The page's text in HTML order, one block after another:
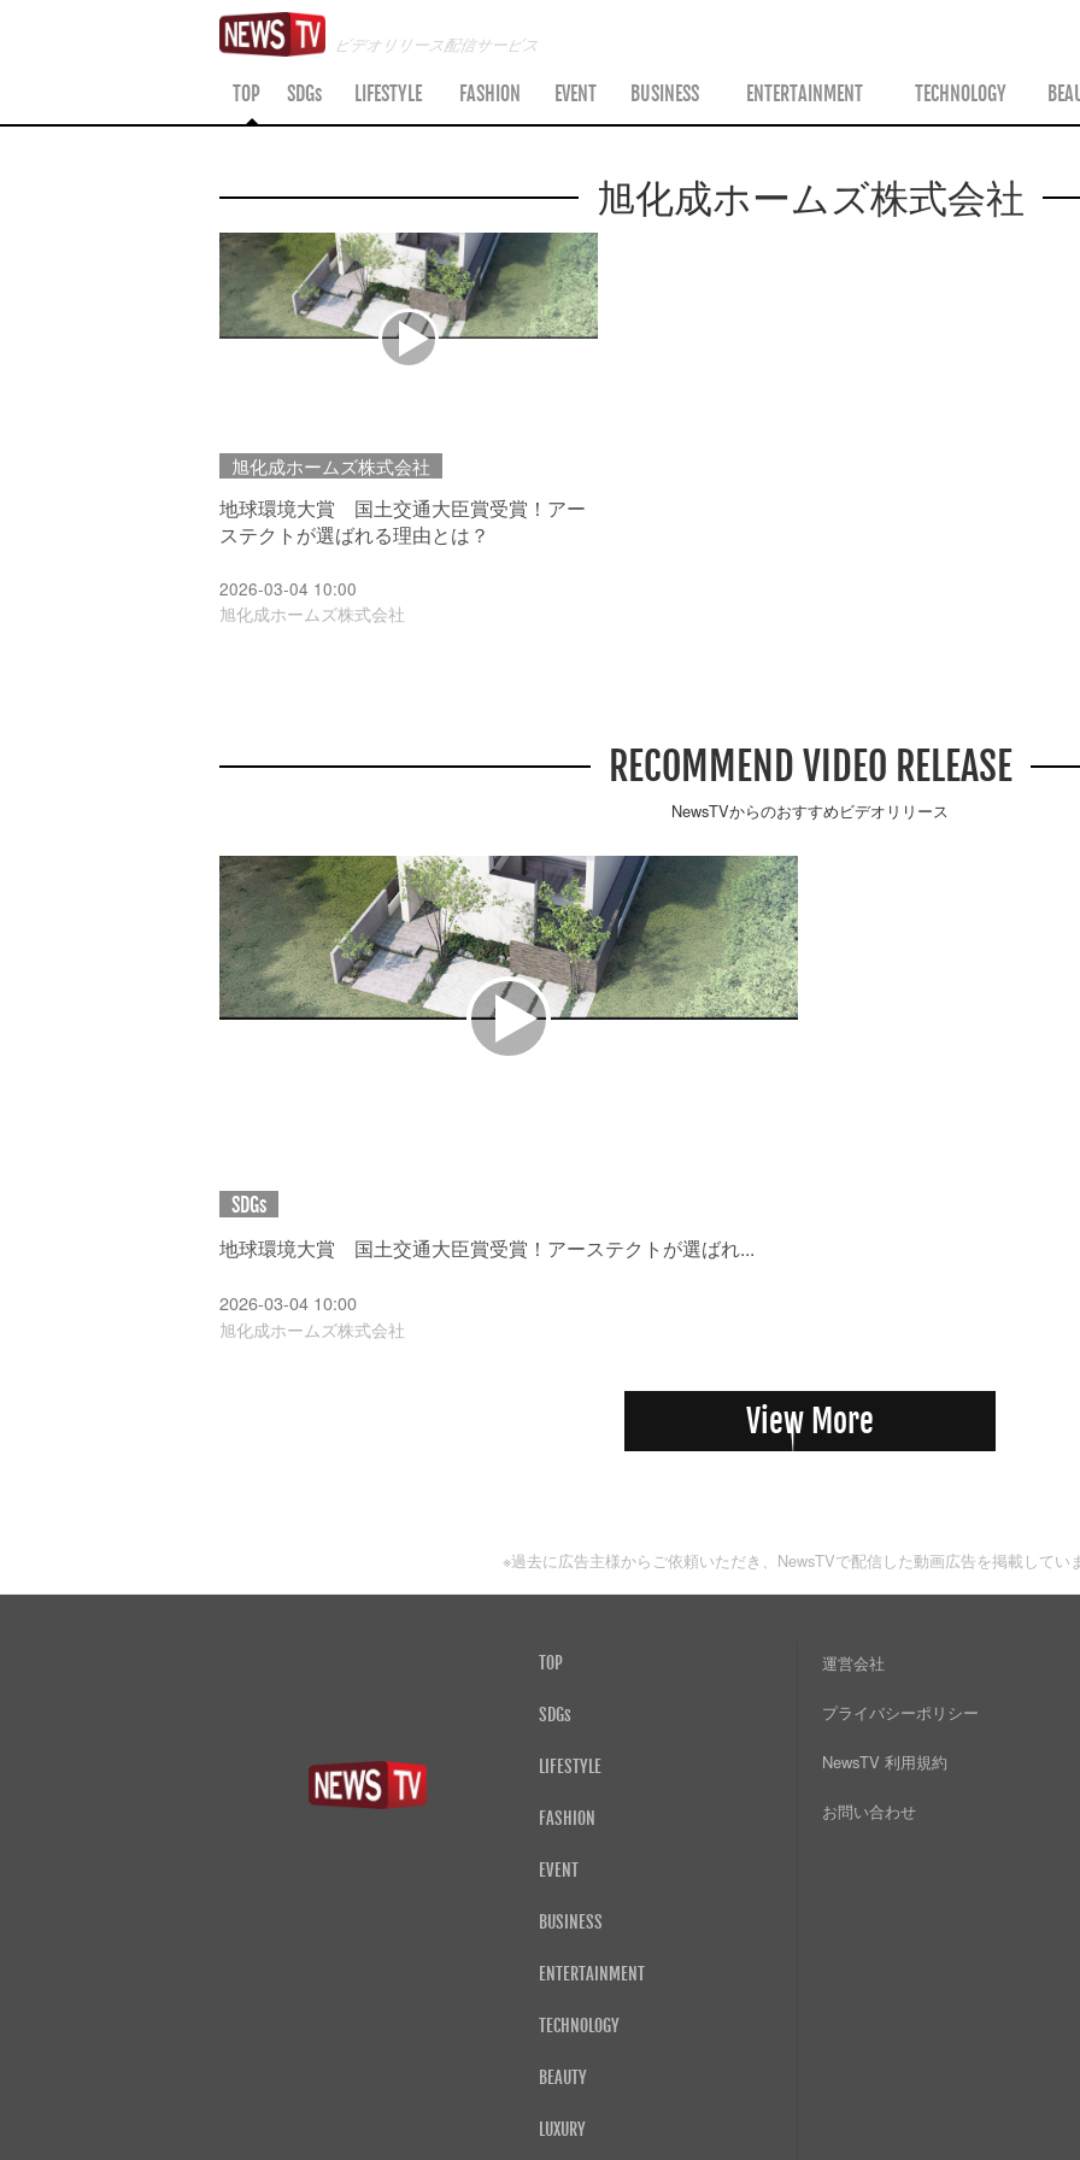
ビデオリリース配信サービス
TOP SDGs LIFESTYLE FASHION EVENT BUSINESS ENTERTAINMENT TECHNOLOGY
旭化成ホームズ株式会社
旭化成ホームズ株式会社
地球環境大賞 国土交通大臣賞受賞！アー
ステクトが選ばれる理由とは？
2026-03-04 10:00
旭化成ホームズ株式会社
RECOMMEND VIDEO RELEASE
NewsTVからのおすすめビデオリリース
SDGs
地球環境大賞 国土交通大臣賞受賞！アーステクトが選ばれ...
2026-03-04 10:00
旭化成ホームズ株式会社
View More
※過去に広告主様からご依頼いただき、NewsTVで配信した動画広告を掲載してい
TOP
SDGs
LIFESTYLE
FASHION
EVENT
BUSINESS
ENTERTAINMENT
TECHNOLOGY
BEAUTY
LUXURY
運営会社
プライバシーポリシー
NewsTV 利用規約
お問い合わせ